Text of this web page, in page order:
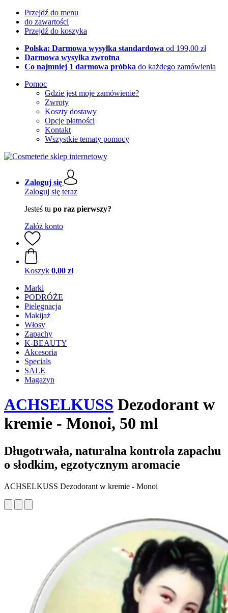
Przejdź do menu
do zawartości
Przejdź do koszyka
Polska: Darmowa wysyłka standardowa od 199,00 zł
Darmowa wysyłka zwrotna
Co najmniej 1 darmowa próbka do każdego zamówienia
Pomoc
Gdzie jest moje zamówienie?
Zwroty
Koszty dostawy
Opcje płatności
Kontakt
Wszystkie tematy pomocy
Zaloguj się
Zaloguj się teraz
Jesteś tu po raz pierwszy?
Załóż konto
Koszyk 0,00 zł
Marki
PODRÓŻE
Pielęgnacja
Makijaż
Włosy
Zapachy
K-BEAUTY
Akcesoria
Specials
SALE
Magazyn
ACHSELKUSS Dezodorant w
kremie - Monoi, 50 ml
Długotrwała, naturalna kontrola zapachu
o słodkim, egzotycznym aromacie
ACHSELKUSS Dezodorant w kremie - Monoi